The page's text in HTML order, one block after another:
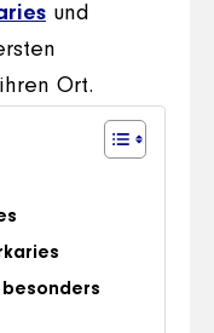
und
Ort.